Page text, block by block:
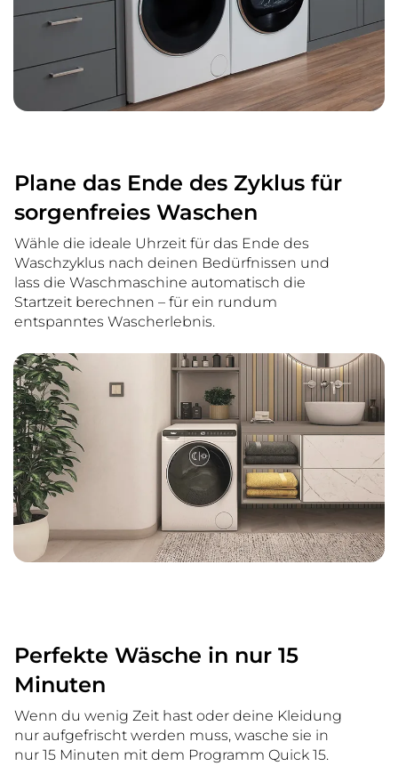
Plane das Ende des Zyklus für
sorgenfreies Waschen
Wähle die ideale Uhrzeit für das Ende des
Waschzyklus nach deinen Bedürfnissen und
lass die Waschmaschine automatisch die
Startzeit berechnen – für ein rundum
entspanntes Wascherlebnis.
Perfekte Wäsche in nur 15
Minuten
Wenn du wenig Zeit hast oder deine Kleidung
nur aufgefrischt werden muss, wasche sie in
nur 15 Minuten mit dem Programm Quick 15.